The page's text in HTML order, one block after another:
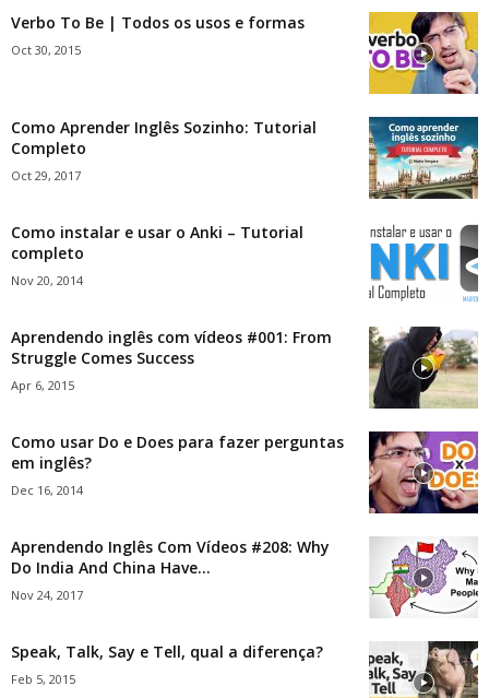
Verbo To Be | Todos os usos e formas
Oct 30, 2015
Como Aprender Inglês Sozinho: Tutorial
Completo
Oct 29, 2017
Como instalar e usar o Anki – Tutorial
completo
Nov 20, 2014
Aprendendo inglês com vídeos #001: From
Struggle Comes Success
Apr 6, 2015
Como usar Do e Does para fazer perguntas
em inglês?
Dec 16, 2014
Aprendendo Inglês Com Vídeos #208: Why
Do India And China Have...
Nov 24, 2017
Speak, Talk, Say e Tell, qual a diferença?
Feb 5, 2015